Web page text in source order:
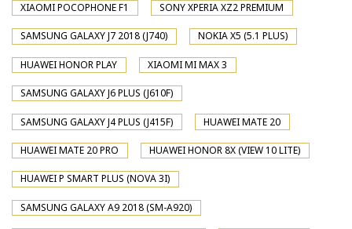
XIAOMI POCOPHONE F1 SONY XPERIA XZ2 PREMIUM
SAMSUNG GALAXY J7 2018 (J740) NOKIA X5 (5.1 PLUS)
HUAWEI HONOR PLAY XIAOMI MI MAX 3
SAMSUNG GALAXY J6 PLUS (J610F)
SAMSUNG GALAXY J4 PLUS (J415F) HUAWEI MATE 20
HUAWEI MATE 20 PRO HUAWEI HONOR 8X (VIEW 10 LITE)
HUAWEI P SMART PLUS (NOVA 3I)
SAMSUNG GALAXY A9 2018 (SM-A920)